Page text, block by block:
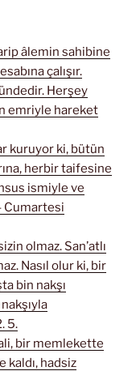
âlemin sahibine
çalışır.
Herşey
emriyle hareket
kuruyor ki, bütün
herbir taifesine
ismiyle ve
Cumartesi
olmaz. San’atlı
Nasıl olur ki, bir
bin nakşı
5.
bir memlekette
kaldı, hadsiz